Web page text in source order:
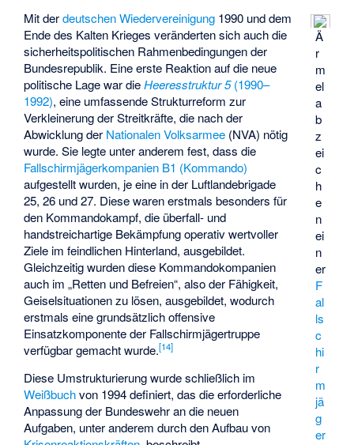
Ä
r
m
el
a
b
z
ei
c
h
e
n
ei
n
er
F
al
ls
c
hi
r
m
jä
g
er
Mit derdeutschen Wiedervereinigung 1990 und dem
Ende des Kalten Krieges veränderten sich auch die
sicherheitspolitischen Rahmenbedingungen der
Bundesrepublik. Eine erste Reaktion auf die neue
politische Lage war dieHeeresstruktur 5(1990–
1992), eine umfassende Strukturreform zur
Verkleinerung der Streitkräfte, die nach der
Abwicklung der Nationalen Volksarmee (NVA) nötig
wurde. Sie legte unter anderem fest, dass die
Fallschirmjägerkompanien B1 (Kommando)
aufgestellt wurden, je eine in der Luftlandebrigade
25, 26 und 27. Diese waren erstmals besonders für
den Kommandokampf, die überfall- und
handstreichartige Bekämpfung operativ wertvoller
Ziele im feindlichen Hinterland, ausgebildet.
Gleichzeitig wurden diese Kommandokompanien
auch im „Retten und Befreien“, also der Fähigkeit,
Geiselsituationen zu lösen, ausgebildet, wodurch
erstmals eine grundsätzlich offensive
Einsatzkomponente der Fallschirmjägertruppe
verfügbar gemacht wurde.[14]
Diese Umstrukturierung wurde schließlich im
Weißbuchvon 1994 definiert, das die erforderliche
Anpassung der Bundeswehr an die neuen
Aufgaben, unter anderem durch den Aufbau von